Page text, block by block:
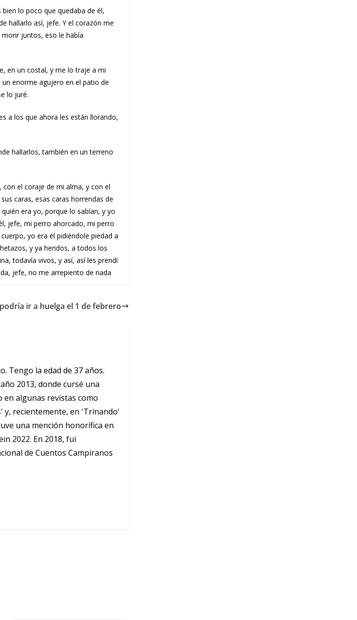
lo poco que quedaba de él,
hallarlo así, jefe. Y el corazón me
juntos, eso le había
en un costal, y me lo traje a mi
enorme agujero en el patio de
lo juré.
a los que ahora les están llorando,
hallarlos, también en un terreno
el coraje de mi alma, y con el
caras, esas caras horrendas de
era yo, porque lo sabían, y yo
jefe, mi perro ahorcado, mi perro
yo era él pidiéndole piedad a
y ya heridos, a todos los
todavía vivos, y así, así les prendí
jefe, no me arrepiento de nada
ir a huelga el 1 de febrero
Tengo la edad de 37 años.
2013, donde cursé una
en algunas revistas como
y, recientemente, en 'Trinando'
una mención honorífica en
2022. En 2018, fui
de Cuentos Campiranos